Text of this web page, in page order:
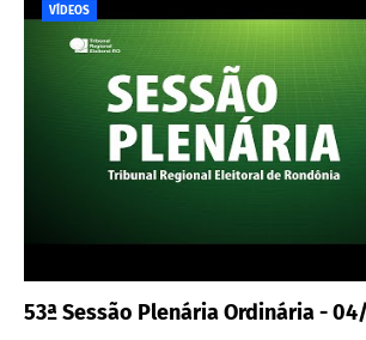
VÍDEOS
53ª Sessão Plenária Ordinária -